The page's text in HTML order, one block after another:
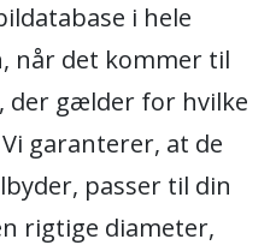
i hele
når det kommer til
der gælder for hvilke
garanterer, at de
passer til din
rigtige diameter,